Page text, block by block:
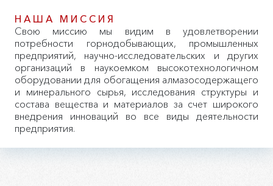
НАША МИССИЯ
Свою миссию мы видим в удовлетворении
потребности горнодобывающих, промышленных
предприятий, научно-исследовательских и других
организаций в наукоемком высокотехнологичном
оборудовании для обогащения алмазосодержащего
и минерального сырья, исследования структуры и
состава вещества и материалов за счет широкого
внедрения инноваций во все виды деятельности
предприятия.